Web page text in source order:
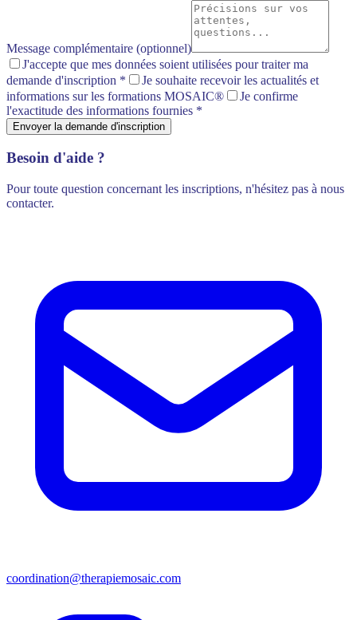
Message complémentaire (optionnel)
J'accepte que mes données soient utilisées pour traiter ma
demande d'inscription *
Je souhaite recevoir les actualités et
informations sur les formations MOSAIC®
Je confirme
l'exactitude des informations fournies *
Envoyer la demande d'inscription
Besoin d'aide ?
Pour toute question concernant les inscriptions, n'hésitez pas à nous
contacter.
coordination@therapiemosaic.com